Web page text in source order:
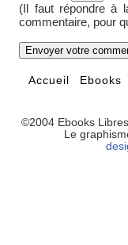
(Il faut répondre à
commentaire, pour
Accueil Ebooks
©2004 Ebooks
Le